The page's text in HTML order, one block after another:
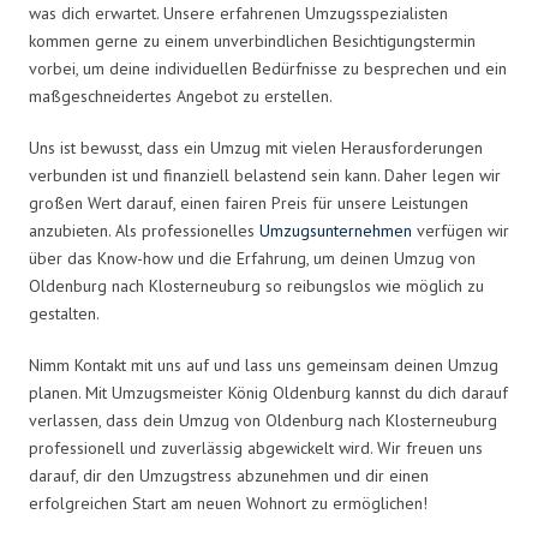
was dich erwartet. Unsere erfahrenen Umzugsspezialisten
kommen gerne zu einem unverbindlichen Besichtigungstermin
vorbei, um deine individuellen Bedürfnisse zu besprechen und ein
maßgeschneidertes Angebot zu erstellen.
Uns ist bewusst, dass ein Umzug mit vielen Herausforderungen
verbunden ist und finanziell belastend sein kann. Daher legen wir
großen Wert darauf, einen fairen Preis für unsere Leistungen
anzubieten. Als professionelles Umzugsunternehmen verfügen wir
über das Know-how und die Erfahrung, um deinen Umzug von
Oldenburg nach Klosterneuburg so reibungslos wie möglich zu
gestalten.
Nimm Kontakt mit uns auf und lass uns gemeinsam deinen Umzug
planen. Mit Umzugsmeister König Oldenburg kannst du dich darauf
verlassen, dass dein Umzug von Oldenburg nach Klosterneuburg
professionell und zuverlässig abgewickelt wird. Wir freuen uns
darauf, dir den Umzugstress abzunehmen und dir einen
erfolgreichen Start am neuen Wohnort zu ermöglichen!